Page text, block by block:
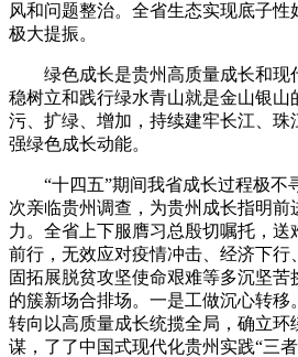
风和问题整治。全省生态实现底子性
极大提振。
绿色成长是贵州高质量成长和现
稳树立和践行绿水青山就是金山银山
污、扩绿、增加，持续建牢长江、珠
强绿色成长动能。
“十四五”期间我省成长过程极不
次亲临贵州调查，为贵州成长指明前
力。全省上下服膺习总殷切嘱托，
前行，无效应对疫情冲击、经济下行
固拓展脱贫攻坚使命艰难等多沉坚苦
的簇新场合排场。一是工做沉心转移
转向以高质量成长统揽全局，确立环
谋，了了中国式现代化贵州实践“三